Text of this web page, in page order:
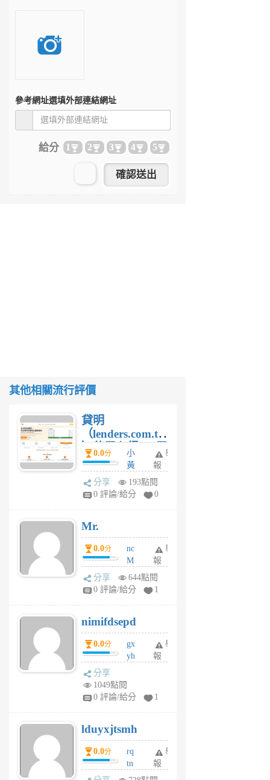
參考網址選填外部連結網址
給分 1 2 3 4 5
其他相關流行評價
貸明
（lenders.com.tw
）使用心得 — 民
間貸款比較平台
體驗
0.0分
小
黃
蜂
1
舉
報
分享
193點閱
0 評論/給分
0
Mr.
0.0分
nc
M
U
F
U
5
個
月
舉
報
分享
644點閱
0 評論/給分
1
nimifdsepd
0.0分
gx
yh
jl
月
前
舉
報
分享
1049點閱
0 評論/給分
1
lduyxjtsmh
0.0分
rq
tn
jt
舉
報